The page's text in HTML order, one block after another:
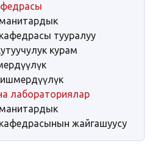
тууралуу
курам
лабораториялар
жайгашуусу